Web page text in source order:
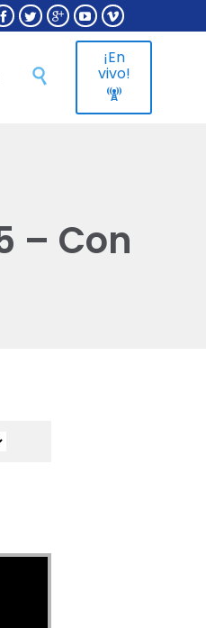
    
Skip
¡En
vivo!

– Con